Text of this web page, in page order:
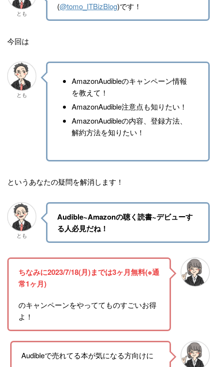
とも
(@tomo_ITBizBlog)です！
今回は
とも
AmazonAudibleのキャンペーン情報
を教えて！
AmazonAudible注意点も知りたい！
AmazonAudibleの内容、登録方法、
解約方法を知りたい！
というあなたの疑問を解消します！
とも
Audible~Amazonの聴く読書~デビューす
る人必見だね！
ちなみに2023/7/18(月)までは3ヶ月無料(※通
常1ヶ月)
のキャンペーンをやっててものすごいお得
よ！
Audibleで売れてる本が気になる方向けに